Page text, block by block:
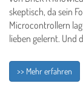
skeptisch, da sein
Microcontrollern
lieben gelernt. Und
>> Mehr erfahren